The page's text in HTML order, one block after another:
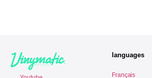
languages
Français